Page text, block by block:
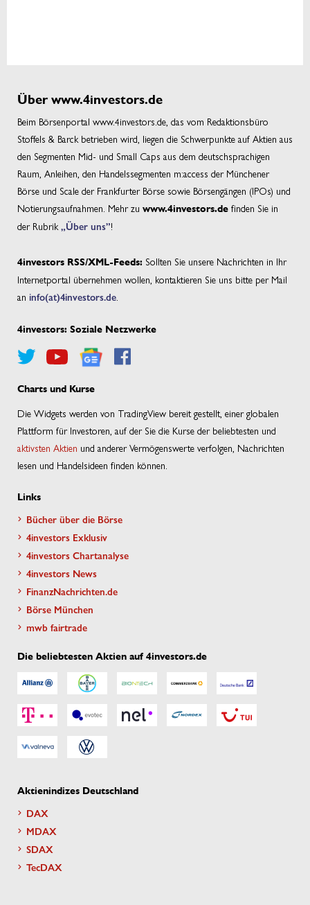
Über www.4investors.de
Beim Börsenportal www.4investors.de, das vom Redaktionsbüro
Stoffels & Barck betrieben wird, liegen die Schwerpunkte auf Aktien aus
den Segmenten Mid- und Small Caps aus dem deutschsprachigen
Raum, Anleihen, den Handelssegmenten m:access der Münchener
Börse und Scale der Frankfurter Börse sowie Börsengängen (IPOs) und
Notierungsaufnahmen. Mehr zu www.4investors.de finden Sie in
der Rubrik „Über uns”!
4investors RSS/XML-Feeds: Sollten Sie unsere Nachrichten in Ihr
Internetportal übernehmen wollen, kontaktieren Sie uns bitte per Mail
an info(at)4investors.de
4investors: Soziale Netzwerke
Charts und Kurse
Die Widgets werden von TradingView bereit gestellt, einer globalen
Plattform für Investoren, auf der Sie die Kurse der beliebtesten und
aktivsten Aktien und anderer Vermögenswerte verfolgen, Nachrichten
lesen und Handelsideen finden können.
Links
Bücher über die Börse
4investors Exklusiv
4investors Chartanalyse
4investors News
FinanzNachrichten.de
Börse München
mwb fairtrade
Die beliebtesten Aktien auf 4investors.de
Aktienindizes Deutschland
DAX
MDAX
SDAX
TecDAX